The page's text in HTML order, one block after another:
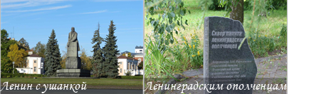
Ленин с ушанкой Ленинградским ополченцам